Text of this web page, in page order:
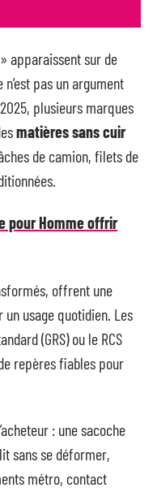
apparaissent sur de
pas un argument
plusieurs marques
matières sans cuir
de camion, filets de
pour Homme offrir
offrent une
usage quotidien. Les
(GRS) ou le RCS
repères fiables pour
: une sacoche
sans se déformer,
métro, contact